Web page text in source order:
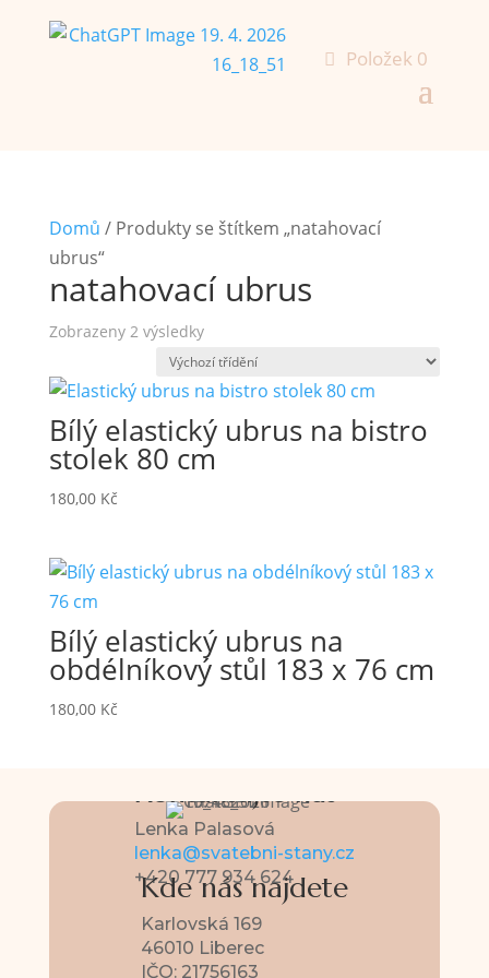
Položek 0
Domů / Produkty se štítkem „natahovací
ubrus“
natahovací ubrus
Zobrazeny 2 výsledky
Bílý elastický ubrus na bistro
stolek 80 cm
180,00 Kč
Bílý elastický ubrus na
obdélníkový stůl 183 x 76 cm
180,00 Kč
Kontaktujte nás
Lenka Palasová
lenka@svatebni-stany.cz
+420 777 934 624
Kde nás najdete
Karlovská 169
46010 Liberec
IČO: 21756163